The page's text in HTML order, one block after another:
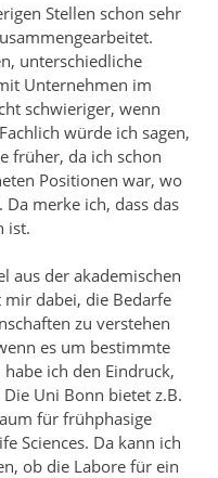
Stellen schon sehr
unterschiedliche
Unternehmen im
schwieriger, wenn
würde ich sagen,
früher, da ich schon
Positionen war, wo
merke ich, dass das
ist.
aus der akademischen
dabei, die Bedarfe
zu verstehen
es um bestimmte
ich den Eindruck,
Uni Bonn bietet z.B.
für frühphasige
Sciences. Da kann ich
ob die Labore für ein